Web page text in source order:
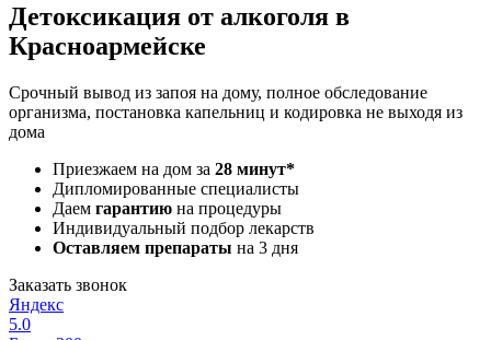
Детоксикация от алкоголя в
Красноармейске
Срочный вывод из запоя на дому, полное обследование
организма, постановка капельниц и кодировка не выходя из
дома
Приезжаем на дом за 28 минут*
Дипломированные специалисты
Даем гарантию на процедуры
Индивидуальный подбор лекарств
Оставляем препараты на 3 дня
Заказать звонок
Яндекс
5.0